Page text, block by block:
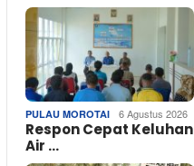
PULAU MOROTAI 6 Agustus 2026
Respon Cepat Keluhan
Air …